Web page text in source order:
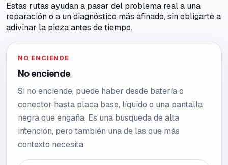
Estas rutas ayudan a pasar del problema real a una
reparación o a un diagnóstico más afinado, sin obligarte a
adivinar la pieza antes de tiempo.
NO ENCIENDE
No enciende
Si no enciende, puede haber desde batería o
conector hasta placa base, líquido o una pantalla
negra que engaña. Es una búsqueda de alta
intención, pero también una de las que más
contexto necesita.